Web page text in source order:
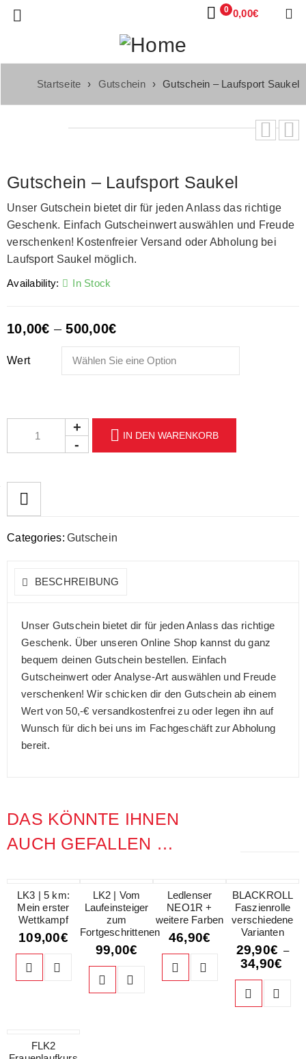
0 0,00€
Startseite › Gutschein › Gutschein – Laufsport Saukel
Gutschein – Laufsport Saukel
Unser Gutschein bietet dir für jeden Anlass das richtige
Geschenk. Einfach Gutscheinwert auswählen und Freude
verschenken! Kostenfreier Versand oder Abholung bei
Laufsport Saukel möglich.
Availability: In Stock
10,00€ –500,00€
Wert
IN DEN WARENKORB
Categories: Gutschein
BESCHREIBUNG
Unser Gutschein bietet dir für jeden Anlass das richtige
Geschenk. Über unseren Online Shop kannst du ganz
bequem deinen Gutschein bestellen. Einfach
Gutscheinwert oder Analyse-Art auswählen und Freude
verschenken! Wir schicken dir den Gutschein ab einem
Wert von 50,-€ versandkostenfrei zu oder legen ihn auf
Wunsch für dich bei uns im Fachgeschäft zur Abholung
bereit.
DAS KÖNNTE IHNEN
AUCH GEFALLEN …
LK3 | 5 km:
Mein erster
Wettkampf
109,00€
LK2 | Vom
Laufeinsteiger
zum
Fortgeschrittenen
99,00€
Ledlenser
NEO1R +
weitere Farben
46,90€
BLACKROLL
Faszienrolle
verschiedene
Varianten
29,90€ –
34,90€
HOTFLK2